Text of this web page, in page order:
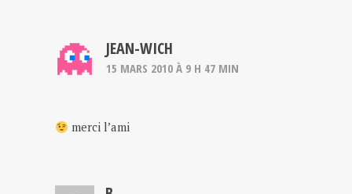
JEAN-WICH
15 MARS 2010 À 9 H 47 MIN
merci l’ami